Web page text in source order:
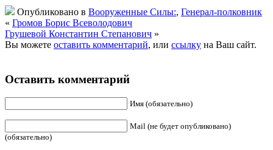
Опубликовано в Вооруженные Силы:, Генерал-полковник
« Громов Борис Всеволодович
Грушевой Константин Степанович »
Вы можете оставить комментарий, или ссылку на Ваш сайт.
Оставить комментарий
Имя (обязательно)
Mail (не будет опубликовано)
(обязательно)